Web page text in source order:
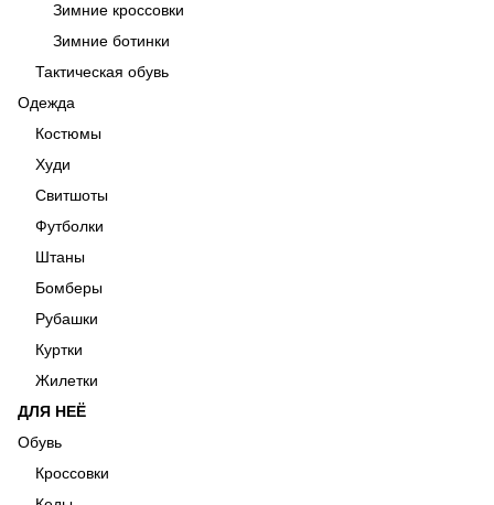
Зимние кроссовки
Зимние ботинки
Тактическая обувь
Одежда
Костюмы
Худи
Свитшоты
Футболки
Штаны
Бомберы
Рубашки
Куртки
Жилетки
ДЛЯ НЕЁ
Обувь
Кроссовки